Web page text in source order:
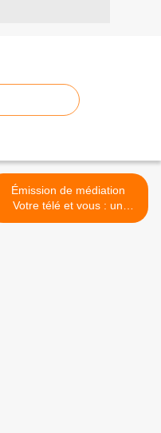
Émission de médiation
Votre télé et vous : un
numéro consacré à la